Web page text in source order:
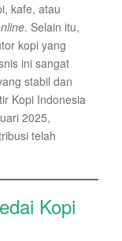
kafe, atau
. Selain itu,
kopi yang
ini sangat
stabil dan
Kopi Indonesia
2025,
telah
Kopi